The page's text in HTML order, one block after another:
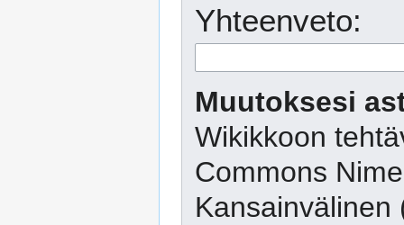
Yhteenveto:
Muutoksesi
Wikikkoon
Commons
Kansainvälinen